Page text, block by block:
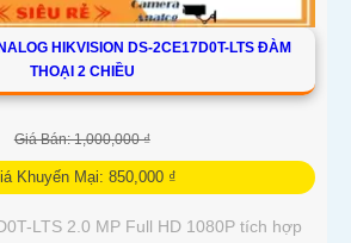
HIKVISION DS-2CE17D0T-LTS ĐÀM
THOẠI 2 CHIỀU
Giá Bán: 1,000,000 ₫
Khuyến Mại: 850,000 ₫
LTS 2.0 MP Full HD 1080P tích hợp